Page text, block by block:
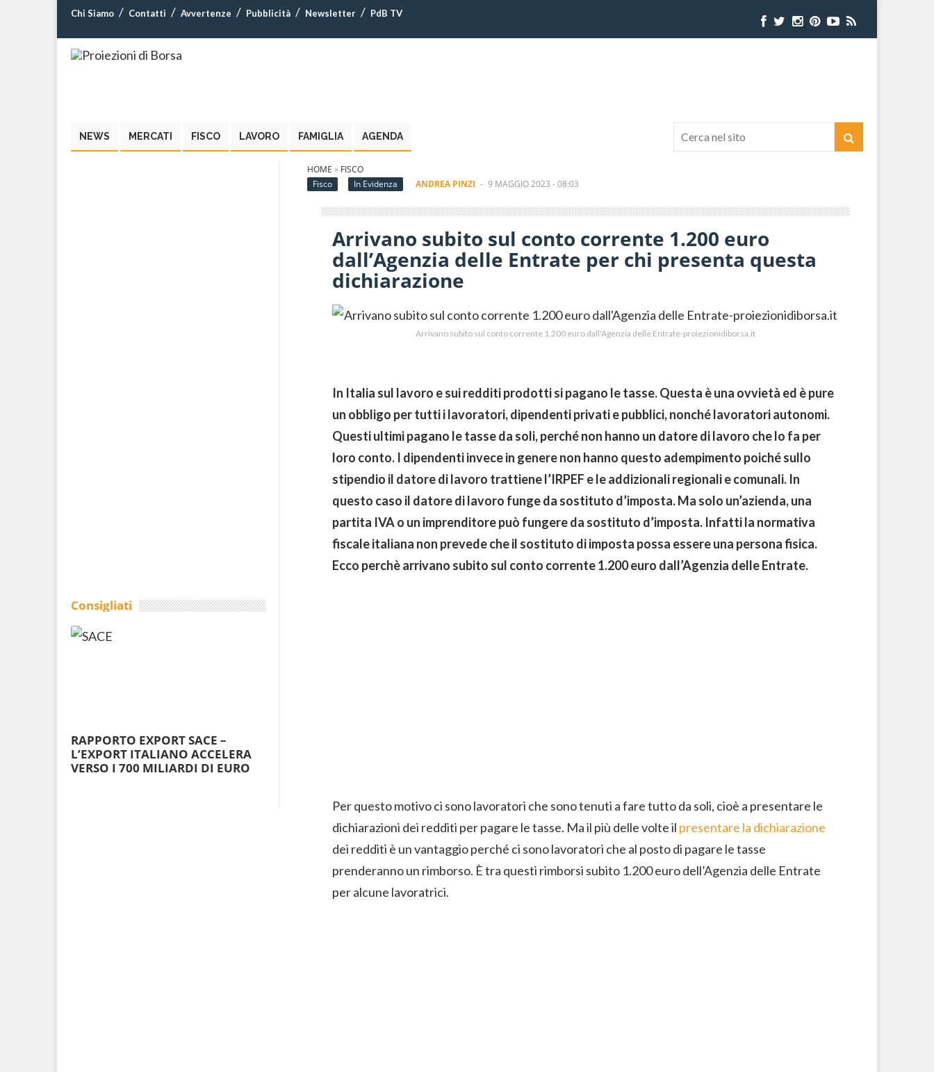
Chi Siamo Contatti Avvertenze Pubblicità Newsletter PdB TV
NEWS MERCATI FISCO LAVORO FAMIGLIA AGENDA
HOME » FISCO
Fisco
In Evidenza ANDREA PINZI - 9 MAGGIO 2023 - 08:03
Arrivano subito sul conto corrente 1.200 euro
dall’Agenzia delle Entrate per chi presenta questa
dichiarazione
Arrivano subito sul conto corrente 1.200 euro dall'Agenzia delle Entrate-proiezionidiborsa.it
In Italia sul lavoro e sui redditi prodotti si pagano le tasse. Questa è una ovvietà ed è pure
un obbligo per tutti i lavoratori, dipendenti privati e pubblici, nonché lavoratori autonomi.
Questi ultimi pagano le tasse da soli, perché non hanno un datore di lavoro che lo fa per
loro conto. I dipendenti invece in genere non hanno questo adempimento poiché sullo
stipendio il datore di lavoro trattiene l’IRPEF e le addizionali regionali e comunali. In
questo caso il datore di lavoro funge da sostituto d’imposta. Ma solo un’azienda, una
partita IVA o un imprenditore può fungere da sostituto d’imposta. Infatti la normativa
fiscale italiana non prevede che il sostituto di imposta possa essere una persona fisica.
Ecco perchè arrivano subito sul conto corrente 1.200 euro dall’Agenzia delle Entrate.
Per questo motivo ci sono lavoratori che sono tenuti a fare tutto da soli, cioè a presentare le
dichiarazioni dei redditi per pagare le tasse. Ma il più delle volte il presentare la dichiarazione
dei redditi è un vantaggio perché ci sono lavoratori che al posto di pagare le tasse
prenderanno un rimborso. È tra questi rimborsi subito 1.200 euro dell’Agenzia delle Entrate
per alcune lavoratrici.
Consigliati
RAPPORTO EXPORT SACE –
L’EXPORT ITALIANO ACCELERA
VERSO I 700 MILIARDI DI EURO